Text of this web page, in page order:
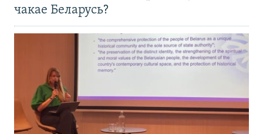
чакае Беларусь?